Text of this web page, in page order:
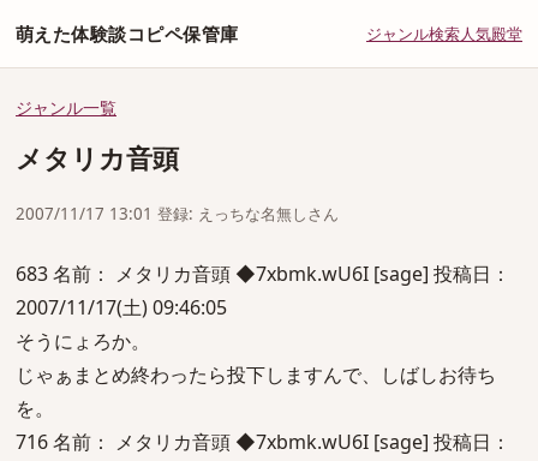
萌えた体験談コピペ保管庫 ジャンル検索人気殿堂
ジャンル一覧
メタリカ音頭
2007/11/17 13:01 登録: えっちな名無しさん
683 名前： メタリカ音頭 ◆7xbmk.wU6I [sage] 投稿日：
2007/11/17(土) 09:46:05
そうにょろか。
じゃぁまとめ終わったら投下しますんで、しばしお待ち
を。
716 名前： メタリカ音頭 ◆7xbmk.wU6I [sage] 投稿日：